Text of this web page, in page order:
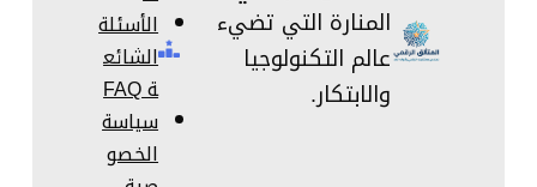
المنارة التي تضيء
عالم التكنولوجيا
والابتكار.
الأسئلة
الشائع
ة FAQ
سياسة
الخصو